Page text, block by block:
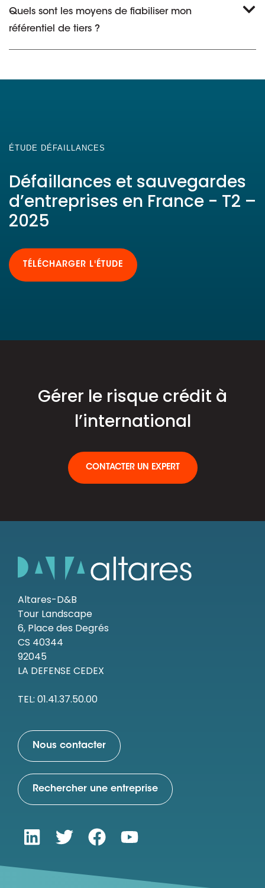
Quels sont les moyens de fiabiliser mon
référentiel de tiers ?
ÉTUDE DÉFAILLANCES
Défaillances et sauvegardes
d’entreprises en France - T2 –
2025
TÉLÉCHARGER L'ÉTUDE
Gérer le risque crédit à
l’international
CONTACTER UN EXPERT
Altares-D&B
Tour Landscape
6, Place des Degrés
CS 40344
92045
LA DEFENSE CEDEX
TEL: 01.41.37.50.00
Nous contacter
Rechercher une entreprise